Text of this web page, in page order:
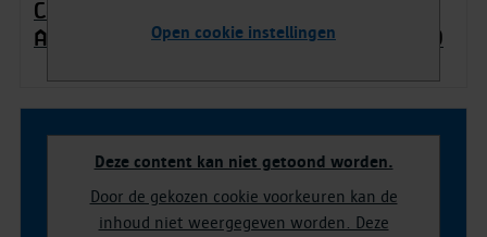
Open cookie instellingen
Calvinist temple in Rubens Garden.
Archaeological excavation 2023 (English)
Deze content kan niet getoond worden.
Door de gekozen cookie voorkeuren kan de
inhoud niet weergegeven worden. Deze